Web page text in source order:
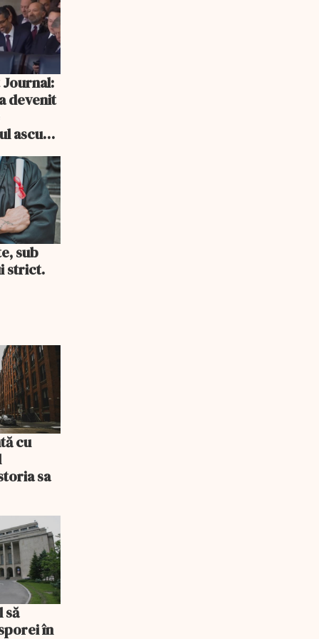
devenit
ascuns
sub
strict.
cu
sa
să
în